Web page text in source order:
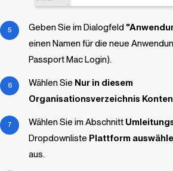
Geben Sie im Dialogfeld
einen Namen für die neue
Passport Mac Login).
Wählen Sie Nur in diesem
Organisationsverzeichnis Konten
Wählen Sie im Abschnitt
Dropdownliste Plattform
aus.